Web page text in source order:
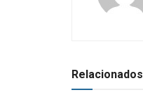
Relacionados